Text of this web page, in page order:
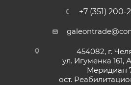
+7 (351) 200-
454082, г.
ул. Игуменка 161,
Меридиан
ост.